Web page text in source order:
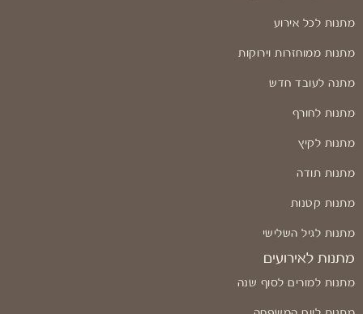
מתנות לכל אירוע
מתנות ממוחזרות וירוקות
מתנה לעובד חדש
מתנות לחורף
מתנות לקיץ
מתנות תודה
מתנות קטנות
מתנות לגיל השלישי
מתנות לאירועים
מתנות למורים לסוף שנה